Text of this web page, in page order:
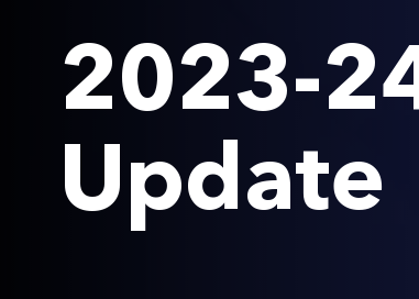
2023-
Update